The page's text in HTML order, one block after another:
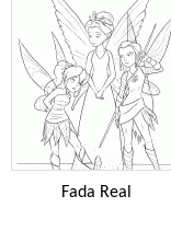
Fada Real